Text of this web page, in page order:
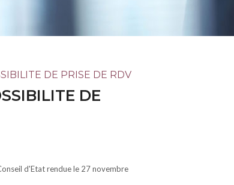
DE PRISE DE RDV
DE
d'Etat rendue le 27 novembre